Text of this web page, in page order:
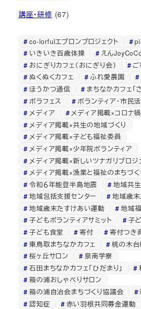
講座・研修 (67)
co-lorfulエプロンプロジェクト
いきいき百歳体操
えん
おにぎりカフェ（おにぎり会）
ぬくぬくカフェ
ふれ愛農園
ほうかつ通信
まちなかカフェ「
ボラフェス
ボランティア・市民
メディア
メディア掲載×コロナ
メディア掲載×共生の地域づくり
メディア掲載×子ども福祉委員
メディア掲載×少年院ボランティア
メディア掲載×新しいツナガリプロジ
メディア掲載×漁業と福祉のまちづく
令和６年能登半島地震
地域共
地域包括支援センター
地域歳
地域歳末たすけあい運動
地域
子どもボランティアサミット
子
子ども食堂
寄付
寄付つき
東鳥取まちなかカフェ
桃の木台
桜ヶ丘サロン
泉南学寮
石田まちなかカフェ「ひだまり」
箱の浦おしゃべりサロン
箱の浦自治会まちづくり協議会
認知症
赤い羽根共同募金運動